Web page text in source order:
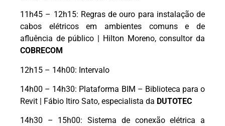
11h45 – 12h15: Regras de ouro para instalação de
cabos elétricos em ambientes comuns e de
afluência de público | Hilton Moreno, consultor da
COBRECOM
12h15 – 14h00: Intervalo
14h00 – 14h30: Plataforma BIM – Biblioteca para o
Revit | Fábio Itiro Sato, especialista da DUTOTEC
14h30 – 15h00: Sistema de conexão elétrica a